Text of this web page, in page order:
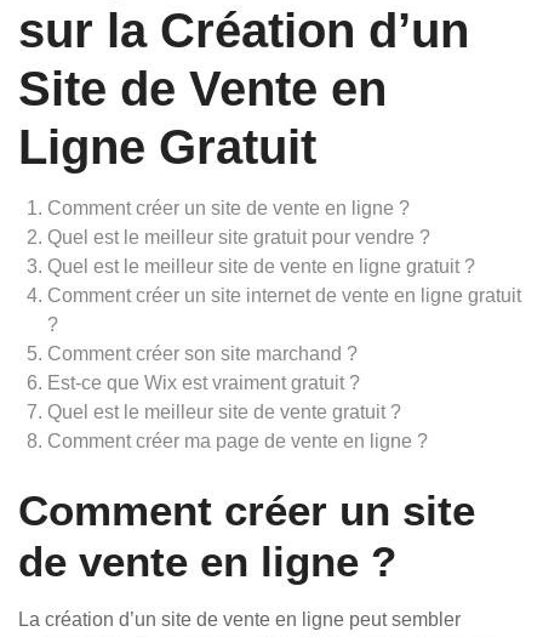
sur la Création d’un
Site de Vente en
Ligne Gratuit
Comment créer un site de vente en ligne ?
Quel est le meilleur site gratuit pour vendre ?
Quel est le meilleur site de vente en ligne gratuit ?
Comment créer un site internet de vente en ligne gratuit
?
Comment créer son site marchand ?
Est-ce que Wix est vraiment gratuit ?
Quel est le meilleur site de vente gratuit ?
Comment créer ma page de vente en ligne ?
Comment créer un site
de vente en ligne ?
La création d’un site de vente en ligne peut sembler